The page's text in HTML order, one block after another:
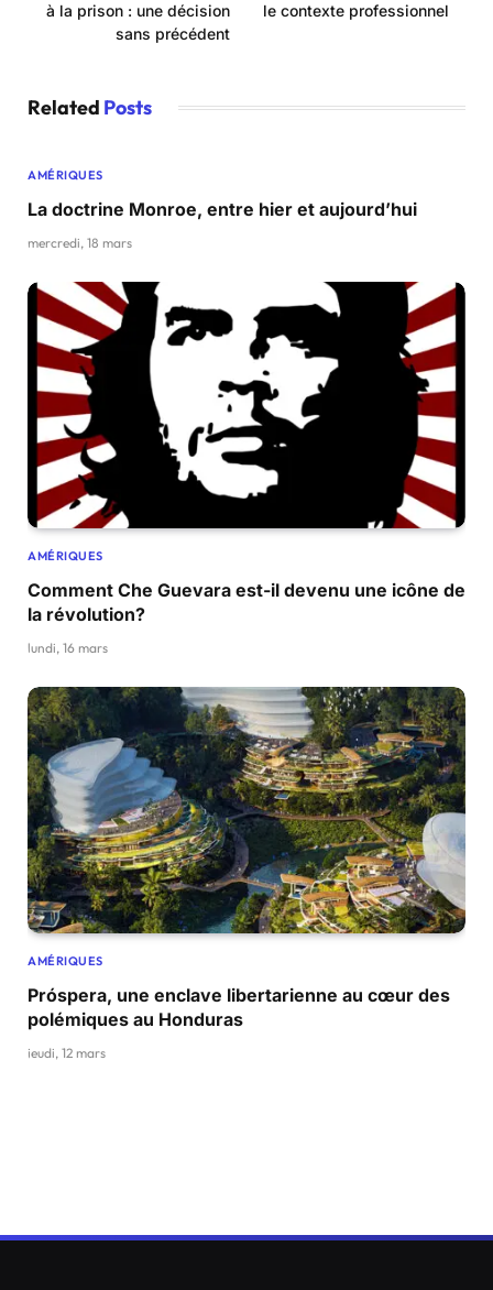
à la prison : une décision
sans précédent
le contexte professionnel
Related Posts
AMÉRIQUES
La doctrine Monroe, entre hier et aujourd’hui
mercredi, 18 mars
AMÉRIQUES
Comment Che Guevara est-il devenu une icône de
la révolution?
lundi, 16 mars
AMÉRIQUES
Próspera, une enclave libertarienne au cœur des
polémiques au Honduras
jeudi, 12 mars